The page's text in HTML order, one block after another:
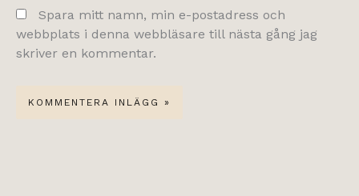
Spara mitt namn, min e-postadress och
webbplats i denna webbläsare till nästa gång jag
skriver en kommentar.